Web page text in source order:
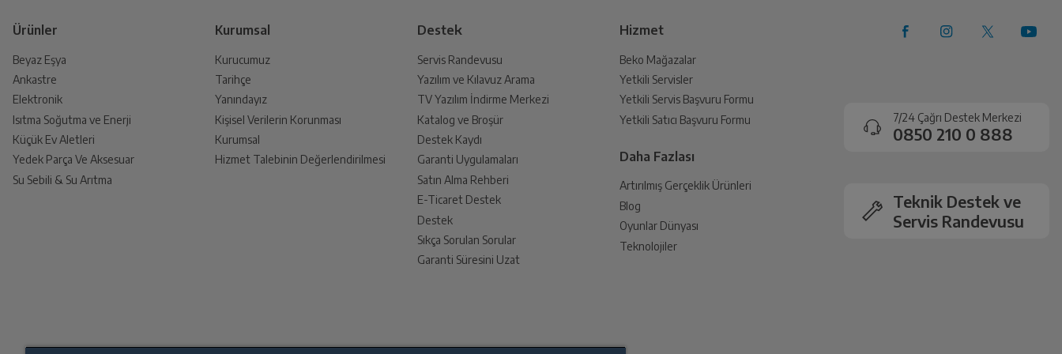
Ürünü Yetkili Servise Teslim Edin
Ürünü eksiksiz ve hasarsız olarak faturası ile birlikte yetkili servise teslim edin.
Yetkili servis gerekli kontrolleri sağladıktan sonra İade süreciniz tamamlanacaktır.
Ürünler
Beyaz Eşya
Ankastre
Elektronik
Isıtma Soğutma ve Enerji
Küçük Ev Aletleri
Yedek Parça Ve Aksesuar
Su Sebili & Su Arıtma
Kurumsal
Kurucumuz
Tarihçe
Yanındayız
Kişisel Verilerin Korunması
Kurumsal
Hizmet Talebinin Değerlendirilmesi
Destek
Servis Randevusu
Yazılım ve Kılavuz Arama
TV Yazılım İndirme Merkezi
Katalog ve Broşür
Destek Kaydı
Garanti Uygulamaları
Satın Alma Rehberi
E-Ticaret Destek
Destek
Sıkça Sorulan Sorular
Garanti Süresini Uzat
Hizmet
Beko Mağazalar
Yetkili Servisler
Yetkili Servis Başvuru Formu
Yetkili Satıcı Başvuru Formu
Daha Fazlası
Artırılmış Gerçeklik Ürünleri
Blog
Oyunlar Dünyası
Teknolojiler
7/24 Çağrı Destek Merkezi
0850 210 0 888
Teknik Destek ve
Servis Randevusu